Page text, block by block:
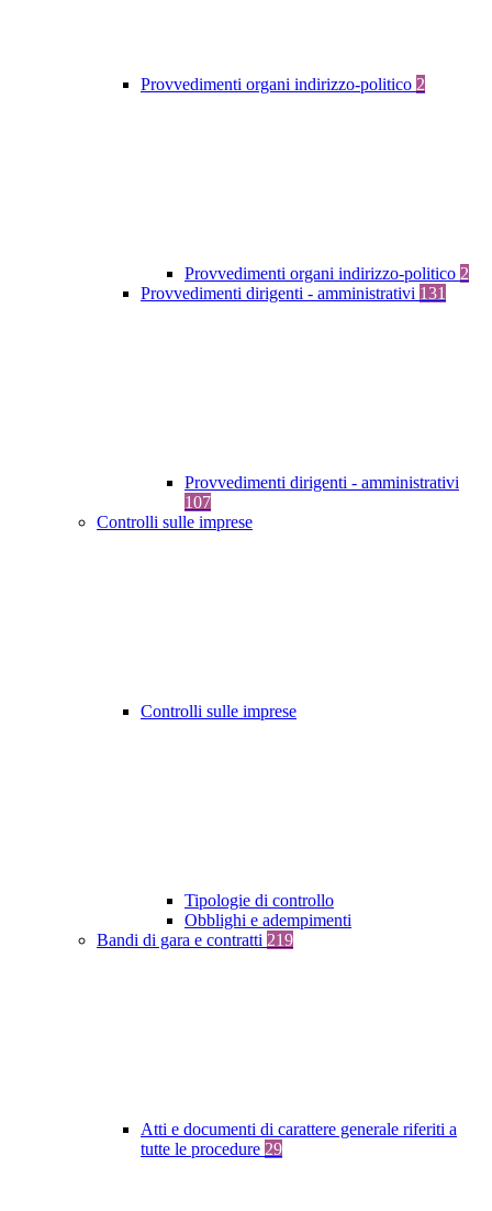
Provvedimenti organi indirizzo-politico 2
Provvedimenti organi indirizzo-politico 2
Provvedimenti dirigenti - amministrativi 131
Provvedimenti dirigenti - amministrativi
107
Controlli sulle imprese
Controlli sulle imprese
Tipologie di controllo
Obblighi e adempimenti
Bandi di gara e contratti 219
Atti e documenti di carattere generale riferiti a
tutte le procedure 29